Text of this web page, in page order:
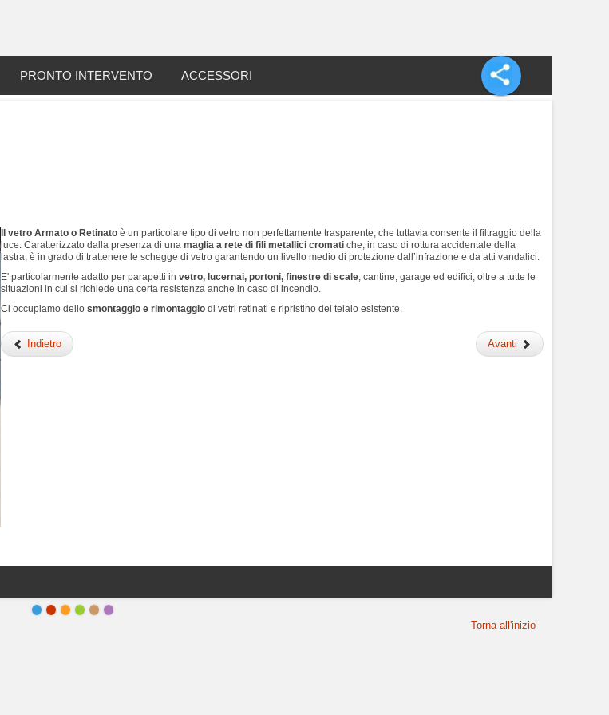
PRONTO INTERVENTO ACCESSORI
Il vetro Armato o Retinato è un particolare tipo di vetro non perfettamente trasparente, che tuttavia consente il filtraggio della
luce. Caratterizzato dalla presenza di una maglia a rete di fili metallici cromati che, in caso di rottura accidentale della
lastra, è in grado di trattenere le schegge di vetro garantendo un livello medio di protezione dall’infrazione e da atti vandalici.
E' particolarmente adatto per parapetti in vetro, lucernai, portoni, finestre di scale, cantine, garage ed edifici, oltre a tutte le
situazioni in cui si richiede una certa resistenza anche in caso di incendio.
Ci occupiamo dello smontaggio e rimontaggio di vetri retinati e ripristino del telaio esistente.
Indietro Avanti
Torna all'inizio